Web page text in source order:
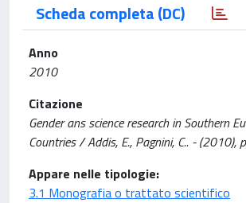
Scheda completa (DC)
Anno
2010
Citazione
Gender ans science research in Southern
Countries / Addis, E., Pagnini, C.. - (2010),
Appare nelle tipologie:
3.1 Monografia o trattato scientifico